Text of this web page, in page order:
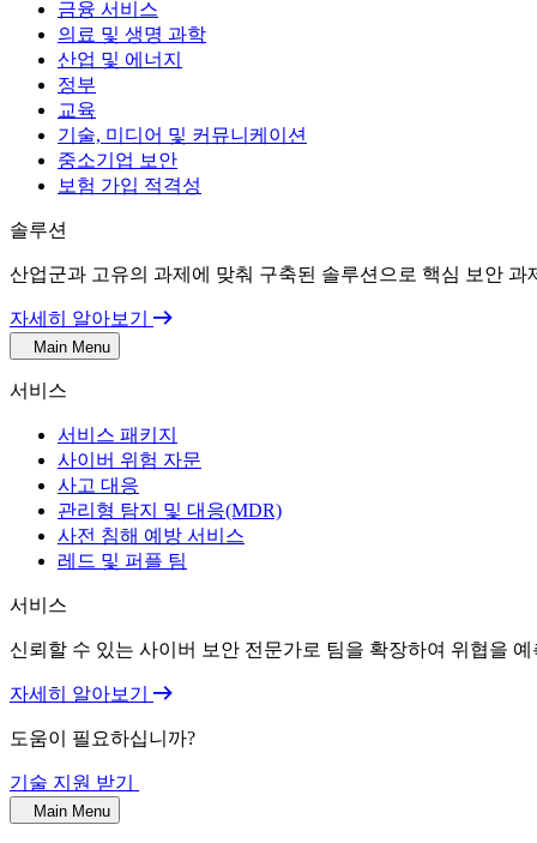
금융 서비스
의료 및 생명 과학
산업 및 에너지
정부
교육
기술, 미디어 및 커뮤니케이션
중소기업 보안
보험 가입 적격성
솔루션
산업군과 고유의 과제에 맞춰 구축된 솔루션으로 핵심 보안 과
자세히 알아보기
Main Menu
서비스
서비스 패키지
사이버 위험 자문
사고 대응
관리형 탐지 및 대응(MDR)
사전 침해 예방 서비스
레드 및 퍼플 팀
서비스
신뢰할 수 있는 사이버 보안 전문가로 팀을 확장하여 위협을
자세히 알아보기
도움이 필요하십니까?
기술 지원 받기
Main Menu